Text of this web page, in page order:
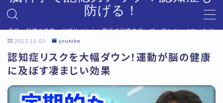
防げる！
音読、記憶の科学、サプリメント、脳活で記憶力アップ。アルツハイマーなど
プライバシーポリシー
利用規約／特定商取引法に基づく表記
利用規約／特定商取引法に基づく表記
有料記事の決済完了ページ
2023.10.03 youtube
認知症リスクを大幅ダウン！運動が脳の健康
に及ぼす凄まじい効果